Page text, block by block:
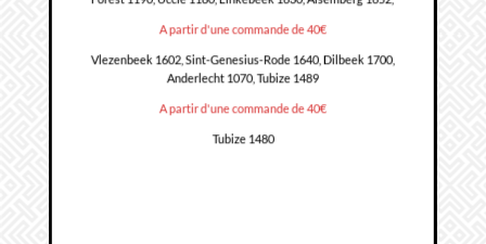
A partir d'une commande de 40€
Vlezenbeek 1602, Sint-Genesius-Rode 1640, Dilbeek 1700,
Anderlecht 1070, Tubize 1489
A partir d'une commande de 40€
Tubize 1480